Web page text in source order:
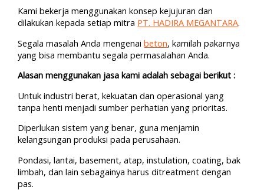
Kami bekerja menggunakan konsep kejujuran dan
dilakukan kepada setiap mitra PT. HADIRA MEGANTARA.
Segala masalah Anda mengenaibeton, kamilah pakarnya
yang bisa membantu segala permasalahan Anda.
Alasan menggunakan jasa kami adalah sebagai berikut :
Untuk industri berat, kekuatan dan operasional yang
tanpa henti menjadi sumber perhatian yang prioritas.
Diperlukan sistem yang benar, guna menjamin
kelangsungan produksi pada perusahaan.
Pondasi, lantai, basement, atap, instulation, coating, bak
limbah, dan lain sebagainya harus ditreatment dengan
pas.